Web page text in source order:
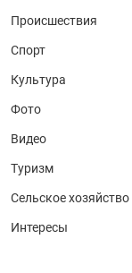
Происшествия
Спорт
Культура
Фото
Видео
Туризм
Сельское хозяйство
Интересы